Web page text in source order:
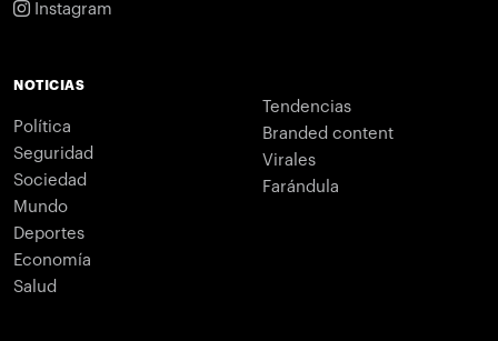
Instagram
NOTICIAS
Política
Seguridad
Sociedad
Mundo
Deportes
Economía
Salud
Tendencias
Branded content
Virales
Farándula